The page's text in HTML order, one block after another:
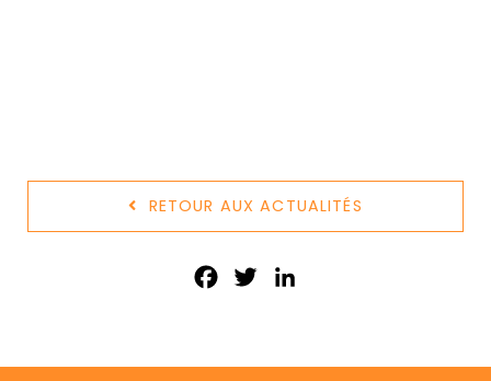
RETOUR AUX ACTUALITÉS
Facebook
TwitterLinkedIn